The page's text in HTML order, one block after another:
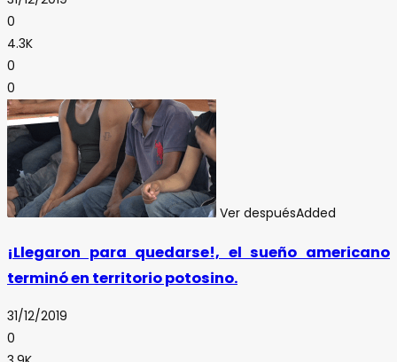
0
4.3K
0
0
Ver despuésAdded
¡Llegaron para quedarse!, el sueño americano
terminó en territorio potosino.
31/12/2019
0